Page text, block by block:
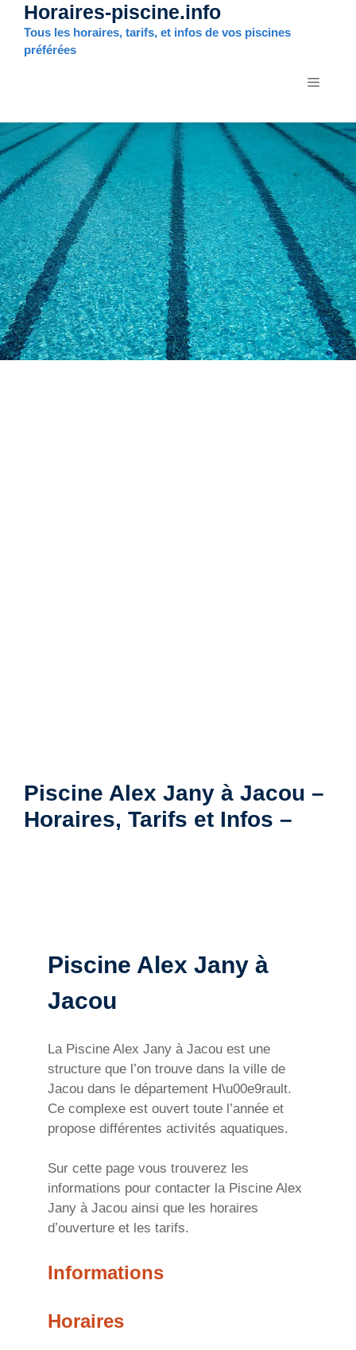
Aller
contenu
Horaires-piscine.info
Tous les horaires, tarifs, et infos de vos piscines
préférées
MENU
Piscine Alex Jany à Jacou –
Horaires, Tarifs et Infos –
Piscine Alex Jany à
Jacou
La Piscine Alex Jany à Jacou est une
structure que l’on trouve dans la ville de
Jacou dans le département H\u00e9rault.
Ce complexe est ouvert toute l’année et
propose différentes activités aquatiques.
Sur cette page vous trouverez les
informations pour contacter la Piscine Alex
Jany à Jacou ainsi que les horaires
d’ouverture et les tarifs.
Informations
Horaires